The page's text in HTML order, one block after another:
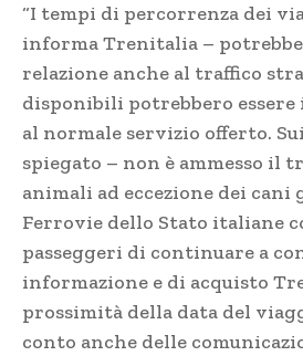
“I tempi di percorrenza dei
informa Trenitalia –
relazione anche al traffico
disponibili potrebbero
al normale servizio offerto.
spiegato – non è ammesso il
animali ad eccezione dei cani
Ferrovie dello Stato italiane
passeggeri di continuare a
informazione e di acquisto
prossimità della data del
conto anche delle